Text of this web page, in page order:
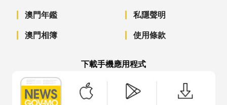
澳門年鑑
澳門相簿
私隱聲明
使用條款
下載手機應用程式